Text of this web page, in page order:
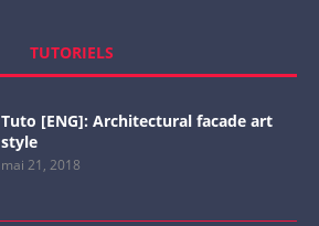
TUTORIELS
Tuto [ENG]: Architectural facade art
style
mai 21, 2018